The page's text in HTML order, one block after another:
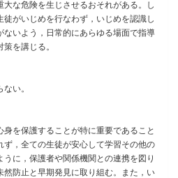
な危険を生じさせるおそれがある。し
がいじめを行なわず，いじめを認識し
いよう，日常的にあらゆる場面で指導
を講じる。
い。
を保護することが特に重要であること
，全ての生徒が安心して学習その他の
に，保護者や関係機関との連携を図り
防止と早期発見に取り組む。また，い